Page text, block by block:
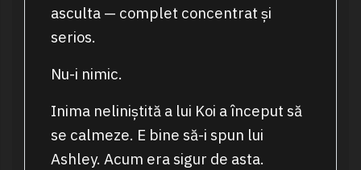
asculta — complet concentrat și
serios.
Nu-i nimic.
Inima neliniștită a lui Koi a început să
se calmeze. E bine să-i spun lui
Ashley. Acum era sigur de asta.